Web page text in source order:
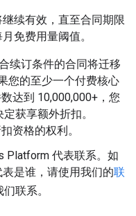
续有效，直至合同期限
免费用量阈值。
续订条件的合同将迁移
您的至少一个付费核心
达到 10,000,000+，您
获享额外折扣。
资格的权利。
Platform 代表联系。如
是谁，请使用我们的联
联系。